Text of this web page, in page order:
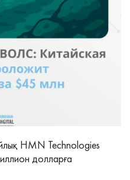
HMN Technologies
долларға